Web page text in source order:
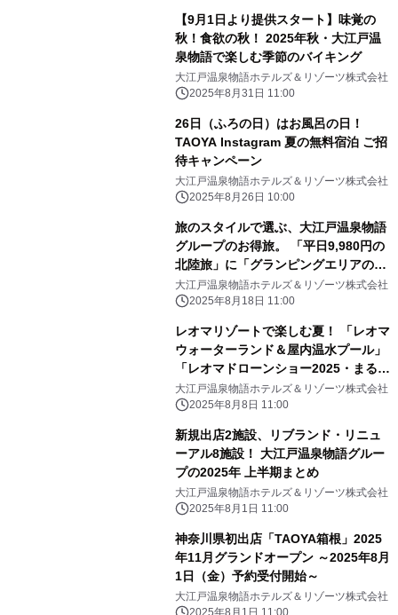
【9月1日より提供スタート】味覚の
秋！食欲の秋！ 2025年秋・大江戸温
泉物語で楽しむ季節のバイキング
大江戸温泉物語ホテルズ＆リゾーツ株式会社
2025年8月31日 11:00
26日（ふろの日）はお風呂の日！
TAOYA Instagram 夏の無料宿泊 ご招
待キャンペーン
大江戸温泉物語ホテルズ＆リゾーツ株式会社
2025年8月26日 10:00
旅のスタイルで選ぶ、大江戸温泉物語
グループのお得旅。 「平日9,980円の
北陸旅」に「グランピングエリアの料
金改定」で、 旅をより気軽に、何度で
も
大江戸温泉物語ホテルズ＆リゾーツ株式会社
2025年8月18日 11:00
レオマリゾートで楽しむ夏！ 「レオマ
ウォーターランド＆屋内温水プール」
「レオマドローンショー2025・まるが
め婆娑羅花火ファンタジアinレオマ」
大江戸温泉物語ホテルズ＆リゾーツ株式会社
2025年8月8日 11:00
新規出店2施設、リブランド・リニュ
ーアル8施設！ 大江戸温泉物語グルー
プの2025年 上半期まとめ
大江戸温泉物語ホテルズ＆リゾーツ株式会社
2025年8月1日 11:00
神奈川県初出店「TAOYA箱根」2025
年11月グランドオープン ～2025年8月
1日（金）予約受付開始～
大江戸温泉物語ホテルズ＆リゾーツ株式会社
2025年8月1日 11:00